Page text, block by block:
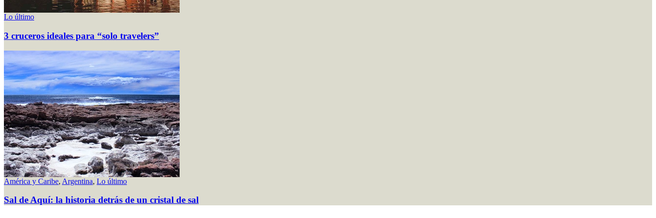
Lo último
3 cruceros ideales para “solo travelers”
América y Caribe, Argentina, Lo último
Sal de Aquí: la historia detrás de un cristal de sal